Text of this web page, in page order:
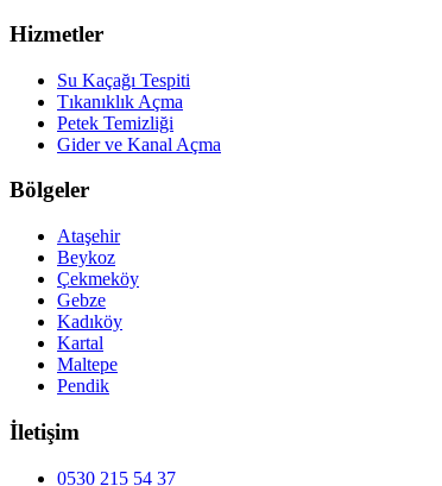
Hizmetler
Su Kaçağı Tespiti
Tıkanıklık Açma
Petek Temizliği
Gider ve Kanal Açma
Bölgeler
Ataşehir
Beykoz
Çekmeköy
Gebze
Kadıköy
Kartal
Maltepe
Pendik
İletişim
0530 215 54 37